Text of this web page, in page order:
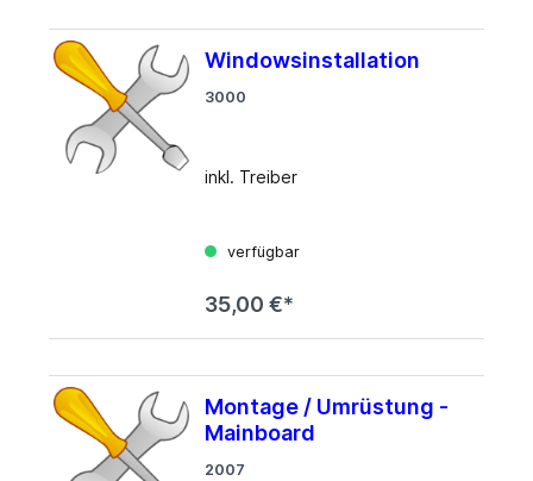
Windowsinstallation
3000
inkl. Treiber
verfügbar
35,00 €*
Montage / Umrüstung -
Mainboard
2007